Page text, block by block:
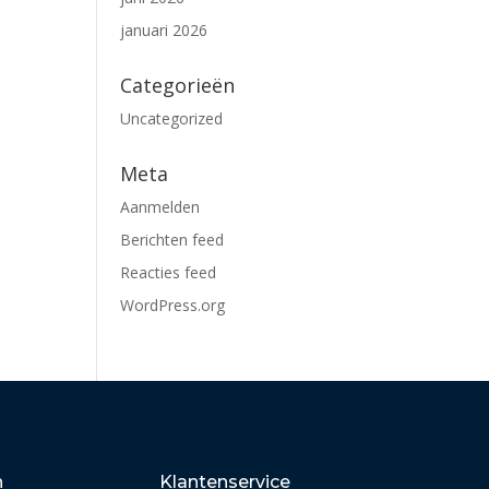
januari 2026
Categorieën
Uncategorized
Meta
Aanmelden
Berichten feed
Reacties feed
WordPress.org
Klantenservice